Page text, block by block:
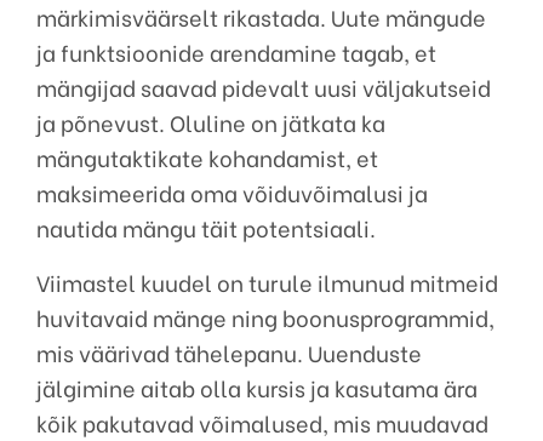
märkimisväärselt rikastada. Uute mängude
ja funktsioonide arendamine tagab, et
mängijad saavad pidevalt uusi väljakutseid
ja põnevust. Oluline on jätkata ka
mängutaktikate kohandamist, et
maksimeerida oma võiduvõimalusi ja
nautida mängu täit potentsiaali.
Viimastel kuudel on turule ilmunud mitmeid
huvitavaid mänge ning boonusprogrammid,
mis väärivad tähelepanu. Uuenduste
jälgimine aitab olla kursis ja kasutama ära
kõik pakutavad võimalused, mis muudavad